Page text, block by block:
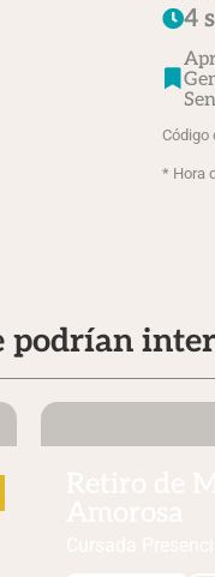
4
Código
* Hora
podrían